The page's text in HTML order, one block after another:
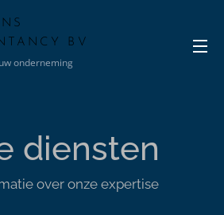
BV
onderneming
diensten
over onze expertise